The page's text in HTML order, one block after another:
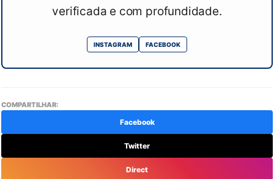
verificada e com profundidade.
INSTAGRAM FACEBOOK
COMPARTILHAR:
Facebook
Twitter
Direct